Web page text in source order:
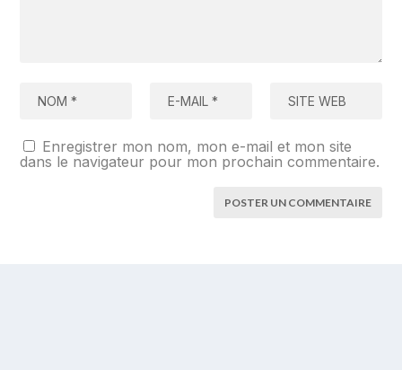
Enregistrer mon nom, mon e-mail et mon site
dans le navigateur pour mon prochain commentaire.